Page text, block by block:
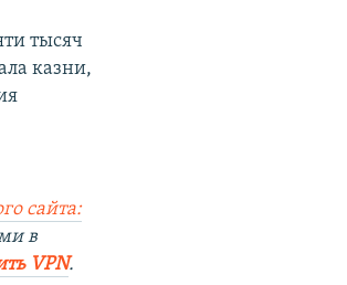
тысяч
казни,
сайта:
в
VPN.